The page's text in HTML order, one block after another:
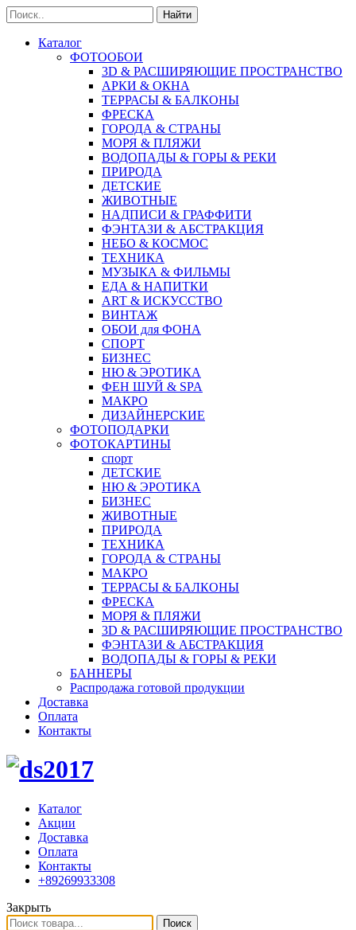
Найти
Каталог
ФОТООБОИ
3D & РАСШИРЯЮЩИЕ ПРОСТРАНСТВО
АРКИ & ОКНА
ТЕРРАСЫ & БАЛКОНЫ
ФРЕСКА
ГОРОДА & СТРАНЫ
МОРЯ & ПЛЯЖИ
ВОДОПАДЫ & ГОРЫ & РЕКИ
ПРИРОДА
ДЕТСКИЕ
ЖИВОТНЫЕ
НАДПИСИ & ГРАФФИТИ
ФЭНТАЗИ & АБСТРАКЦИЯ
НЕБО & КОСМОС
ТЕХНИКА
МУЗЫКА & ФИЛЬМЫ
ЕДА & НАПИТКИ
ART & ИСКУССТВО
ВИНТАЖ
ОБОИ для ФОНА
СПОРТ
БИЗНЕС
НЮ & ЭРОТИКА
ФЕН ШУЙ & SPA
МАКРО
ДИЗАЙНЕРСКИЕ
ФОТОПОДАРКИ
ФОТОКАРТИНЫ
спорт
ДЕТСКИЕ
НЮ & ЭРОТИКА
БИЗНЕС
ЖИВОТНЫЕ
ПРИРОДА
ТЕХНИКА
ГОРОДА & СТРАНЫ
МАКРО
ТЕРРАСЫ & БАЛКОНЫ
ФРЕСКА
МОРЯ & ПЛЯЖИ
3D & РАСШИРЯЮЩИЕ ПРОСТРАНСТВО
ФЭНТАЗИ & АБСТРАКЦИЯ
ВОДОПАДЫ & ГОРЫ & РЕКИ
БАННЕРЫ
Распродажа готовой продукции
Доставка
Оплата
Контакты
Каталог
Акции
Доставка
Оплата
Контакты
+89269933308
Закрыть
Поиск